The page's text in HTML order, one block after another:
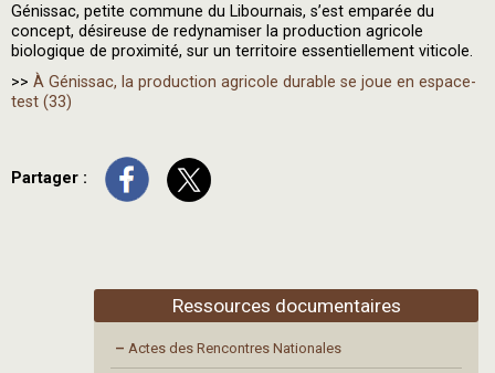
Génissac, petite commune du Libournais, s’est emparée du
concept, désireuse de redynamiser la production agricole
biologique de proximité, sur un territoire essentiellement viticole.
>> À Génissac, la production agricole durable se joue en espace-
test (33)
Partager :
Ressources documentaires
– Actes des Rencontres Nationales